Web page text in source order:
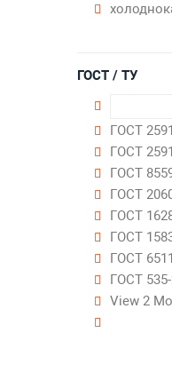
ГОСТ / ТУ
ГОСТ
ГОСТ
ГОСТ
ГОСТ
ГОСТ
ГОСТ
ГОСТ
ГОСТ
View 2